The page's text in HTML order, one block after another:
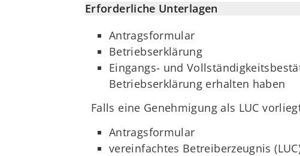
Erforderliche Unterlagen
Antragsformular
Betriebserklärung
Eingangs- und
Betriebserklärung erhalten haben
Falls eine Genehmigung als LUC
Antragsformular
vereinfachtes Betreiberzeugnis